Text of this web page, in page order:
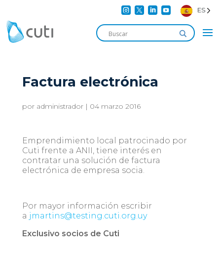
    ES
Factura electrónica
por administrador| 04 marzo 2016
Emprendimiento local patrocinado por
Cuti frente a ANII, tiene interés en
contratar una solución de factura
electrónica de empresa socia.
Por mayor información escribir
a jmartins@testing.cuti.org.uy
Exclusivo socios de Cuti